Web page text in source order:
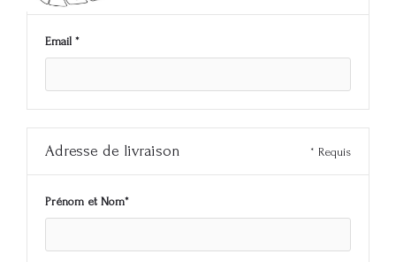
Email *
Adresse de livraison * Requis
Prénom et Nom*